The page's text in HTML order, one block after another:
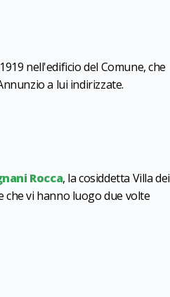
nell'edificio del Comune, che
a lui indirizzate.
Rocca, la cosiddetta Villa dei
che vi hanno luogo due volte